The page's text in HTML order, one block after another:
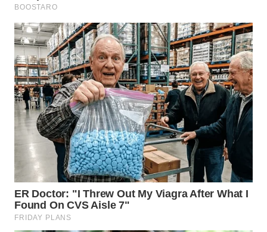
WN
PAKPAK
WN
KARAWANG
WN
BEKASI
WN
BOGOR
WN
DEPOK